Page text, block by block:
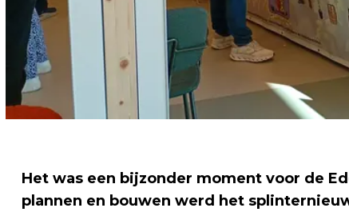
Het was een bijzonder moment voor de
plannen en bouwen werd het